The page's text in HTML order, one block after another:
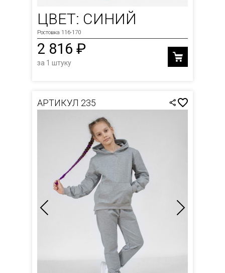
ЦВЕТ: СИНИЙ
Ростовка 116-170
2 816 ₽
за 1 штуку
АРТИКУЛ 235